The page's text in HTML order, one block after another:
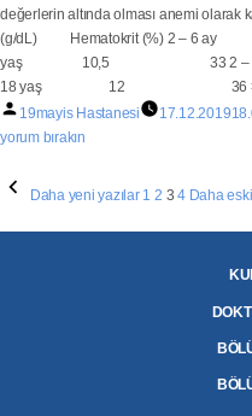
değerlerin altında olması anemi
(g/dL) Hematokrit (%)
yaş 10,5 33 2 –
18 yaş 12 36 > 18
19mayis Hastanesi
17.12.2019
yorum bırakın
Daha yeni yazılar 1 2 3 4 Daha